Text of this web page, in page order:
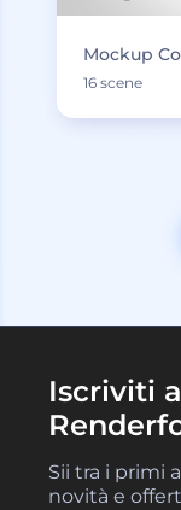
Mockup
16 scene
Iscriviti
Sii tra i primi
novità e